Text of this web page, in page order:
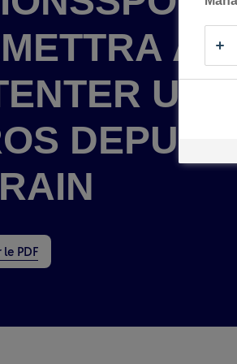
À
UN
DEPUIS
PDF